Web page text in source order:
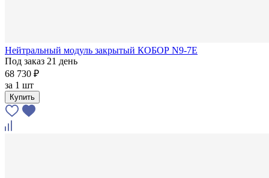
Нейтральный модуль закрытый КОБОР N9-7E
Под заказ 21 день
68 730 ₽
за 1 шт
Купить